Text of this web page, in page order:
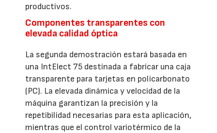
productivos.
Componentes transparentes con
elevada calidad óptica
La segunda demostración estará basada en
una IntElect 75 destinada a fabricar una caja
transparente para tarjetas en policarbonato
(PC). La elevada dinámica y velocidad de la
máquina garantizan la precisión y la
repetibilidad necesarias para esta aplicación,
mientras que el control variotérmico de la